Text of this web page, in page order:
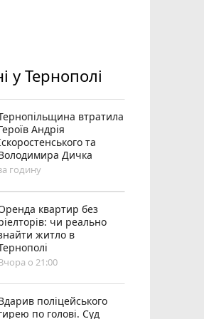
у Тернополі
втратила
Андрія
та
Дичка
годину
квартир без
чи реально
житло в
о 21:00
поліцейського
по голові. Суд